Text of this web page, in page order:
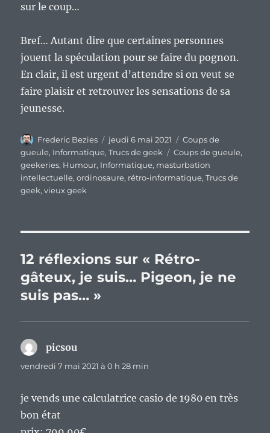
sur le coup…
Bref… Autant dire que certaines personnes
jouent la spéculation pour se faire du pognon.
En clair, il est urgent d’attendre si on veut se
faire plaisir et retrouver les sensations de sa
jeunesse.
Auteur
Frederic Bezies
Publié
le
jeudi 6 mai 2021 Catégories
Coups de
gueule, Informatique,Trucs de geek Étiquettes
Coups de gueule,
geekeries, Humour, Informatique, masturbation
intellectuelle,ordinosaure, rétro-informatique,Trucs de
geek,vieux geek
12 réflexions sur « Rétro-
gâteux, je suis… Pigeon, je ne
suis pas… »
picsou
vendredi 7 mai 2021 à 0 h 28 min
je vends une calculatrice casio de 1980 en très
bon état